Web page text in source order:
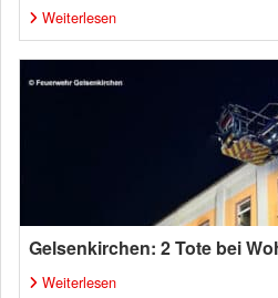
Weiterlesen
Gelsenkirchen: 2 Tote bei
Weiterlesen